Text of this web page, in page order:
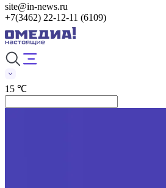
site@in-news.ru
+7(3462) 22-12-11 (6109)
15 ℃